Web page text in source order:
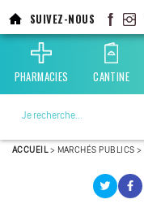
au
contenu
principal
SUIVEZ-NOUS
PHARMACIES CANTINE
ACCUEIL> MARCHÉS PUBLICS >